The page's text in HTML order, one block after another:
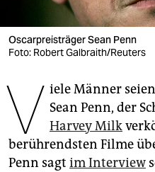
veranstaltungen
shop
unterstützen
abo
genossenschaft
Oscarpreisträger Sean Penn
Foto: Robert Galbraith/Reuters
V iele Männer
Sean Penn, der
Harvey Milk
berührendsten Filme
Penn sagt im Interview